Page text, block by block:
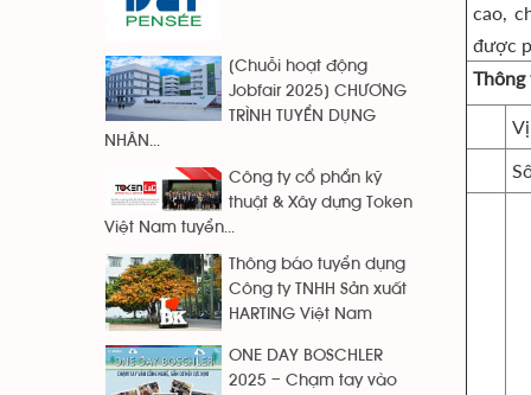
cao,
được
[Chuỗi hoạt động
Jobfair 2025] CHƯƠNG
TRÌNH TUYỂN DỤNG
NHÂN...
Công ty cổ phẩn kỹ
thuật & Xây dựng Token
Việt Nam tuyển...
Thông báo tuyển dụng
Công ty TNHH Sản xuất
HARTING Việt Nam
ONE DAY BOSCHLER
2025 – Chạm tay vào